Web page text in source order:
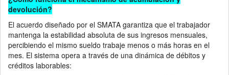
devolución?
El acuerdo diseñado por el SMATA garantiza que el trabajador
mantenga la estabilidad absoluta de sus ingresos mensuales,
percibiendo el mismo sueldo trabaje menos o más horas en el
mes. El sistema opera a través de una dinámica de débitos y
créditos laborables: